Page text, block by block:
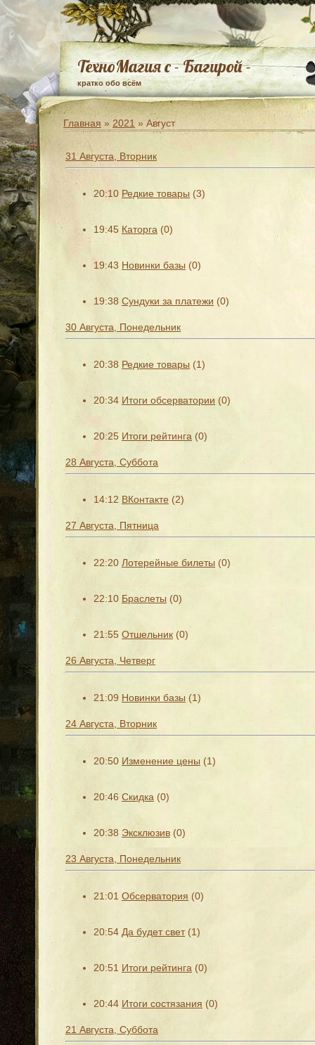
ТехноМагия с - Багирой -
кратко обо всём
Главная » 2021 » Август
31 Августа, Вторник
20:10 Редкие товары (3)
19:45 Каторга (0)
19:43 Новинки базы (0)
19:38 Сундуки за платежи (0)
30 Августа, Понедельник
20:38 Редкие товары (1)
20:34 Итоги обсерватории (0)
20:25 Итоги рейтинга (0)
28 Августа, Суббота
14:12 ВКонтакте (2)
27 Августа, Пятница
22:20 Лотерейные билеты (0)
22:10 Браслеты (0)
21:55 Отшельник (0)
26 Августа, Четверг
21:09 Новинки базы (1)
24 Августа, Вторник
20:50 Изменение цены (1)
20:46 Скидка (0)
20:38 Эксклюзив (0)
23 Августа, Понедельник
21:01 Обсерватория (0)
20:54 Да будет свет (1)
20:51 Итоги рейтинга (0)
20:44 Итоги состязания (0)
21 Августа, Суббота